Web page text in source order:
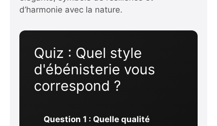
d’harmonie avec la nature.
Quiz : Quel style
d'ébénisterie vous
correspond ?
Question 1 : Quelle qualité